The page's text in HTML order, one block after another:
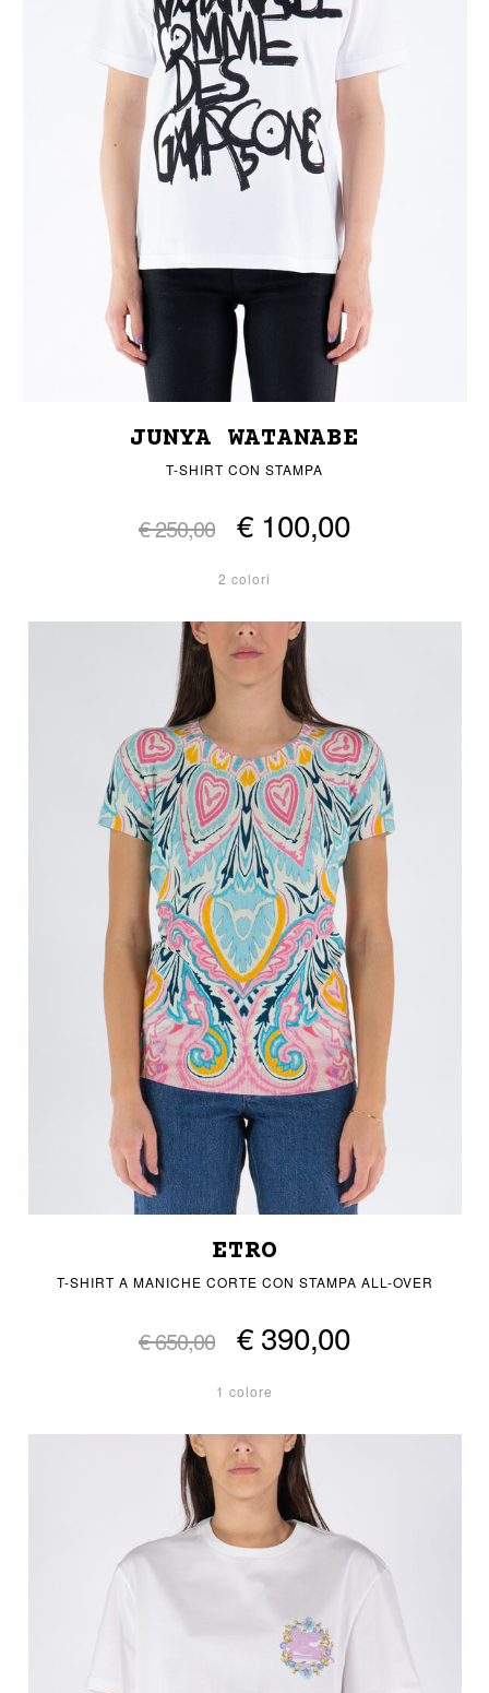
JUNYA WATANABE
T-SHIRT CON STAMPA
€ 250,00 € 100,00
2 colori
ETRO
T-SHIRT A MANICHE CORTE CON STAMPA ALL-OVER
€ 650,00 € 390,00
1 colore